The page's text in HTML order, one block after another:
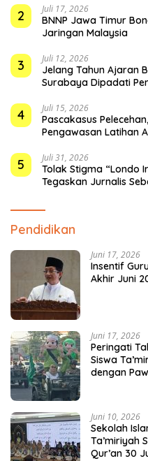
2 Juli 17, 2026
BNNP Jawa Timur
Jaringan Malaysia
3 Juli 12, 2026
Jelang Tahun Ajaran
Surabaya Dipadati
4 Juli 15, 2026
Pascakasus
Pengawasan Latihan
5 Juli 31, 2026
Tolak Stigma “Londo
Tegaskan Jurnalis
Pendidikan
Juni 17, 2026
Insentif
Akhir Juni
Juni 17, 2026
Peringati
Siswa
dengan
Juni 10, 2026
Sekolah
Ta’miriyah
Qur’an 30